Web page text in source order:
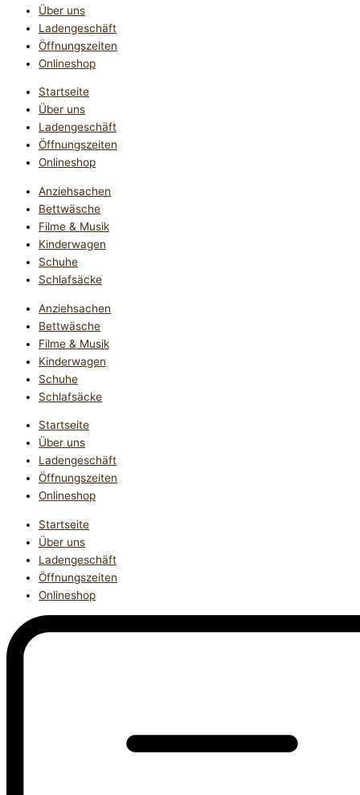
Über uns
Ladengeschäft
Öffnungszeiten
Onlineshop
Startseite
Über uns
Ladengeschäft
Öffnungszeiten
Onlineshop
Anziehsachen
Bettwäsche
Filme & Musik
Kinderwagen
Schuhe
Schlafsäcke
Anziehsachen
Bettwäsche
Filme & Musik
Kinderwagen
Schuhe
Schlafsäcke
Startseite
Über uns
Ladengeschäft
Öffnungszeiten
Onlineshop
Startseite
Über uns
Ladengeschäft
Öffnungszeiten
Onlineshop